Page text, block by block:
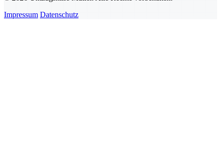
Impressum Datenschutz